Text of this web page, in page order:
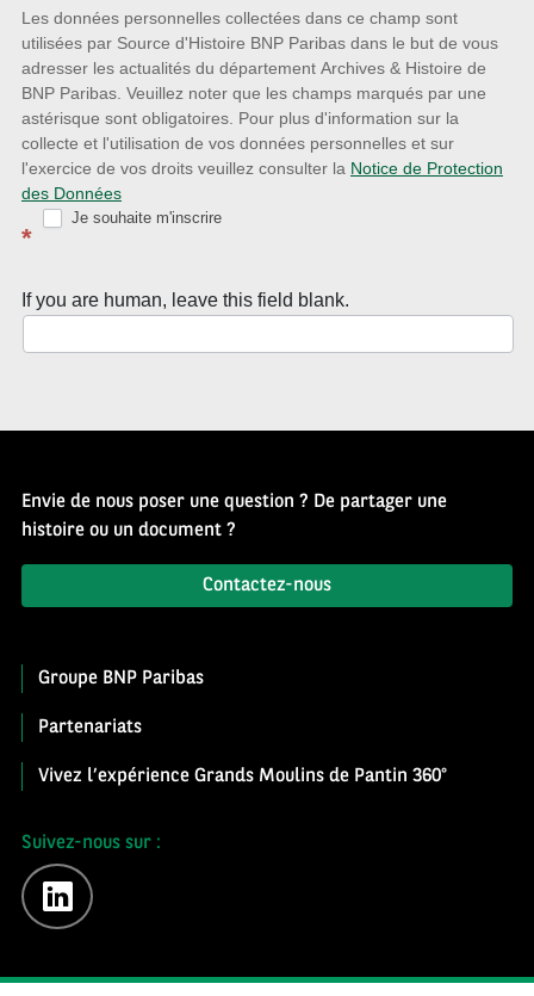
nouveautés
avec
la
Newsletter
Source
d’Histoire
Les données personnelles collectées dans ce champ sont
utilisées par Source d'Histoire BNP Paribas dans le but de vous
adresser les actualités du département Archives & Histoire de
BNP Paribas. Veuillez noter que les champs marqués par une
astérisque sont obligatoires. Pour plus d'information sur la
collecte et l'utilisation de vos données personnelles et sur
l'exercice de vos droits veuillez consulter la Notice de Protection
des Données
*
Je souhaite m'inscrire
If you are human, leave this field blank.
Envie de nous poser une question ? De partager une
histoire ou un document ?
Contactez-nous
Groupe BNP Paribas
Partenariats
Vivez l’expérience Grands Moulins de Pantin 360°
Suivez-nous sur :
linkedin